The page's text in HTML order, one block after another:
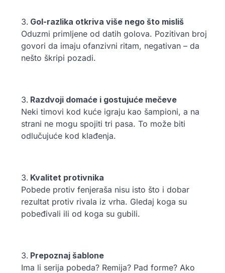
Gol-razlika otkriva više nego što misliš
Oduzmi primljene od datih golova. Pozitivan broj
govori da imaju ofanzivni ritam, negativan – da
nešto škripi pozadi.
Razdvoji domaće i gostujuće mečeve
Neki timovi kod kuće igraju kao šampioni, a na
strani ne mogu spojiti tri pasa. To može biti
odlučujuće kod klađenja.
Kvalitet protivnika
Pobede protiv fenjeraša nisu isto što i dobar
rezultat protiv rivala iz vrha. Gledaj koga su
pobeđivali ili od koga su gubili.
Prepoznaj šablone
Ima li serija pobeda? Remija? Pad forme? Ako